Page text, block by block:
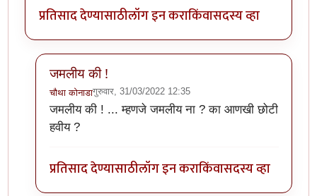
प्रतिसाद देण्यासाठीलॉग इन कराकिंवासदस्य व्हा
जमलीय की !
चौथा कोनाडागुरुवार, 31/03/2022 12:35
In reply to चाचणीbyहेमंतकुमार
जमलीय की ! ... म्हणजे जमलीय ना ? का आणखी छोटी
हवीय ?
प्रतिसाद देण्यासाठीलॉग इन कराकिंवासदस्य व्हा